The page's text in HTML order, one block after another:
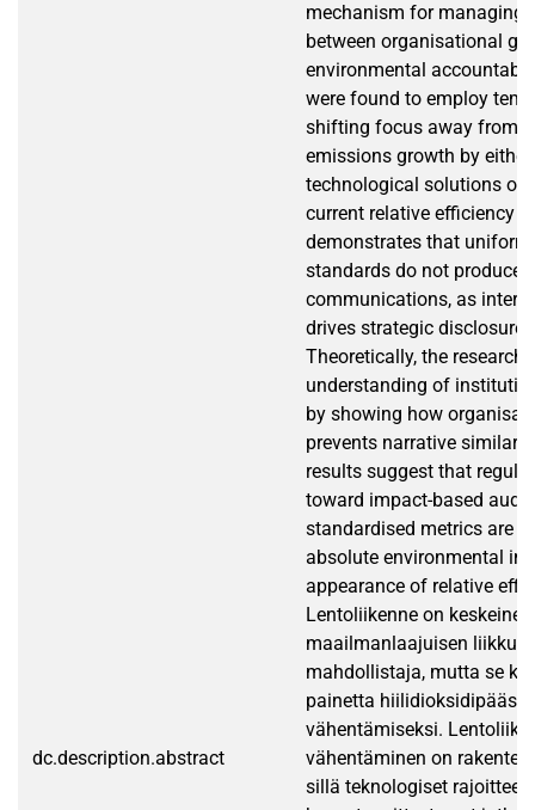
dc.description.abstract
mechanism for managing
between organisational
environmental
were found to employ
shifting focus away from
emissions growth by
technological solutions or
current relative efficiency
demonstrates that
standards do not produce
communications, as
drives strategic disclosure
Theoretically, the research
understanding of
by showing how
prevents narrative
results suggest that
toward impact-based
standardised metrics are
absolute environmental
appearance of relative
Lentoliikenne on keskeinen
maailmanlaajuisen
mahdollistaja, mutta se
painetta
vähentämiseksi.
vähentäminen on
sillä teknologiset rajoitteet